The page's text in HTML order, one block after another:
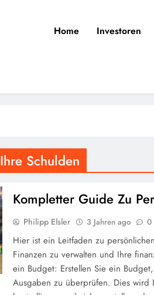
Home Investoren
Schulden
Kompletter Guide Zu
Philipp Elsler 3 Jahren ago 0
Hier ist ein Leitfaden zu
Finanzen zu verwalten und Ihre
ein Budget: Erstellen Sie ein
Ausgaben zu überprüfen. Dies wird